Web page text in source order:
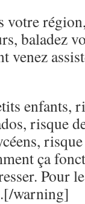
votre
baladez
venez
enfants,
risque
ça
Pour
warning]